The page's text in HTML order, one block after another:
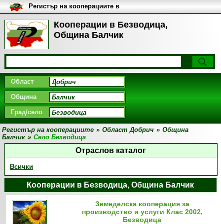
Кооперации в Безводица,
Община Балчик
Регистър на кооперациите в
България
Област
Община
Град/село
Регистър на кооперациите » Област Добрич » Община
Балчик » Село Безводица
Отраслов каталог
Всички
Кооперации в Безводица, Община Балчик
Земеделска кооперация за
производство и услуги Клас 2002,
Безводица